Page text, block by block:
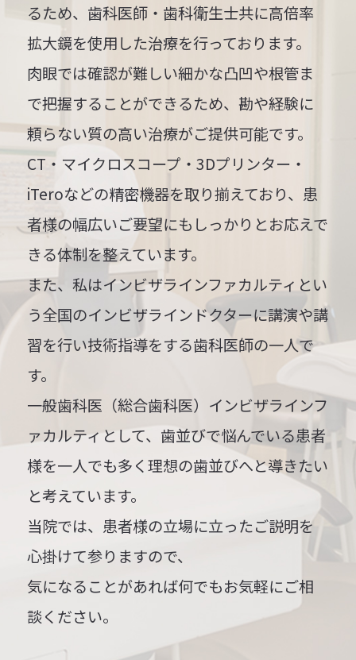
るため、歯科医師・歯科衛生士共に高倍率
拡大鏡を使用した治療を行っております。
肉眼では確認が難しい細かな凸凹や根管ま
で把握することができるため、勘や経験に
頼らない質の高い治療がご提供可能です。
CT・マイクロスコープ・3Dプリンター・
iTeroなどの精密機器を取り揃えており、患
者様の幅広いご要望にもしっかりとお応えで
きる体制を整えています。
また、私はインビザラインファカルティとい
う全国のインビザラインドクターに講演や講
習を行い技術指導をする歯科医師の一人で
す。
一般歯科医（総合歯科医） インビザラインフ
ァカルティとして、歯並びで悩んでいる患者
様を一人でも多く理想の歯並びへと導きたい
と考えています。
当院では、患者様の立場に立ったご説明を
心掛けて参りますので、
気になることがあれば何でもお気軽にご相
談ください。